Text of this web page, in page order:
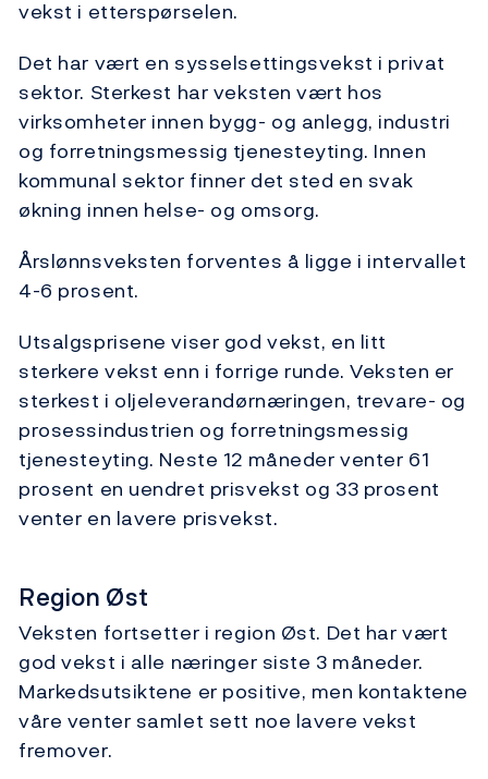
vekst i etterspørselen.
Det har vært en sysselsettingsvekst i privat
sektor. Sterkest har veksten vært hos
virksomheter innen bygg- og anlegg, industri
og forretningsmessig tjenesteyting. Innen
kommunal sektor finner det sted en svak
økning innen helse- og omsorg.
Årslønnsveksten forventes å ligge i intervallet
4-6 prosent.
Utsalgsprisene viser god vekst, en litt
sterkere vekst enn i forrige runde. Veksten er
sterkest i oljeleverandørnæringen, trevare- og
prosessindustrien og forretningsmessig
tjenesteyting. Neste 12 måneder venter 61
prosent en uendret prisvekst og 33 prosent
venter en lavere prisvekst.
Region Øst
Veksten fortsetter i region Øst. Det har vært
god vekst i alle næringer siste 3 måneder.
Markedsutsiktene er positive, men kontaktene
våre venter samlet sett noe lavere vekst
fremover.